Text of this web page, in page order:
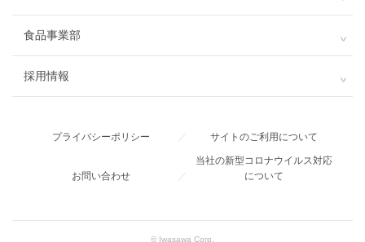
食品事業部
採用情報
プライバシーポリシー ／ サイトのご利用について
お問い合わせ ／
当社の新型コロナウイルス対応
について
© Iwasawa Corp.